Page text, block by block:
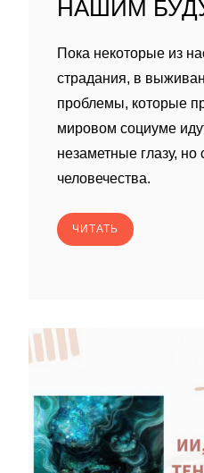
НАШИМ
Пока некоторые из
страдания, в
проблемы, которые
мировом социуме
незаметные глазу,
человечества.
ЧИТАТЬ